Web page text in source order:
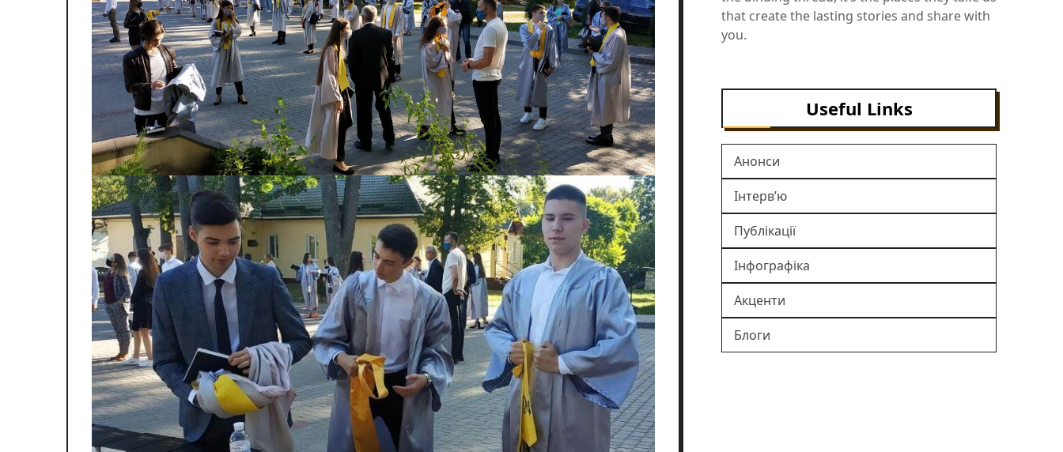
that create the lasting stories and share with
you.
Useful Links
Анонси
Інтерв’ю
Публікації
Інфографіка
Акценти
Блоги